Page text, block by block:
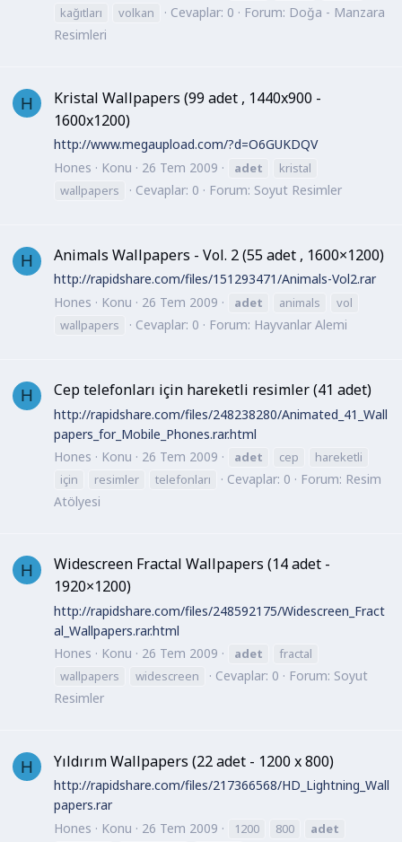
kağıtları
volkan Cevaplar: 0 Forum: Doğa - Manzara
Resimleri
H
Kristal Wallpapers (99 adet , 1440x900 -
1600x1200)
http://www.megaupload.com/?d=O6GUKDQV
Hones
Konu 26 Tem 2009 adet
kristal
wallpapers
Cevaplar: 0 Forum: Soyut Resimler
H Animals Wallpapers - Vol. 2 (55 adet , 1600×1200)
http://rapidshare.com/files/151293471/Animals-Vol2.rar
Hones
Konu 26 Tem 2009 adet animals
vol
wallpapers
Cevaplar: 0 Forum: Hayvanlar Alemi
H Cep telefonları için hareketli resimler (41 adet)
http://rapidshare.com/files/248238280/Animated_41_Wall
papers_for_Mobile_Phones.rar.html
Hones
Konu 26 Tem 2009 adet cep
hareketli
için
resimler telefonları Cevaplar: 0 Forum: Resim
Atölyesi
H
Widescreen Fractal Wallpapers (14 adet -
1920×1200)
http://rapidshare.com/files/248592175/Widescreen_Fract
al_Wallpapers.rar.html
Hones
Konu 26 Tem 2009 adet
fractal
wallpapers
widescreen Cevaplar: 0 Forum: Soyut
Resimler
H Yıldırım Wallpapers (22 adet - 1200 x 800)
http://rapidshare.com/files/217366568/HD_Lightning_Wall
papers.rar
Hones
Konu 26 Tem 2009 1200 800
adet